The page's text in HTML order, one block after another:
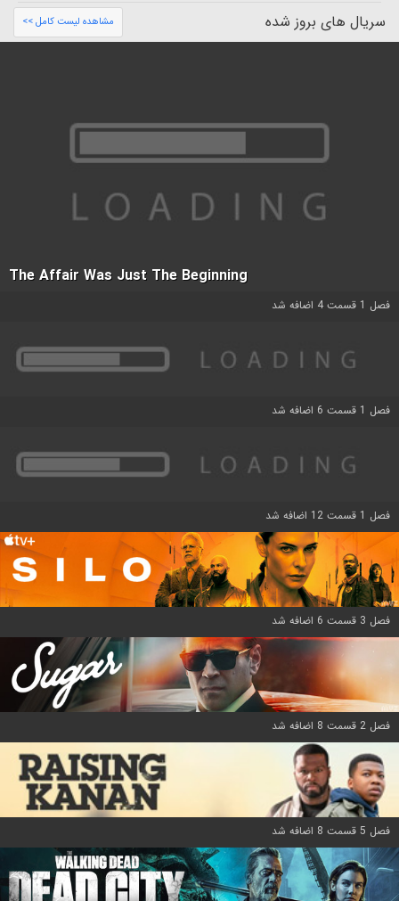
سریال های بروز شده مشاهده لیست کامل >>
The Affair Was Just The Beginning
فصل 1 قسمت 4 اضافه شد
فصل 1 قسمت 6 اضافه شد
فصل 1 قسمت 12 اضافه شد
فصل 3 قسمت 6 اضافه شد
فصل 2 قسمت 8 اضافه شد
فصل 5 قسمت 8 اضافه شد